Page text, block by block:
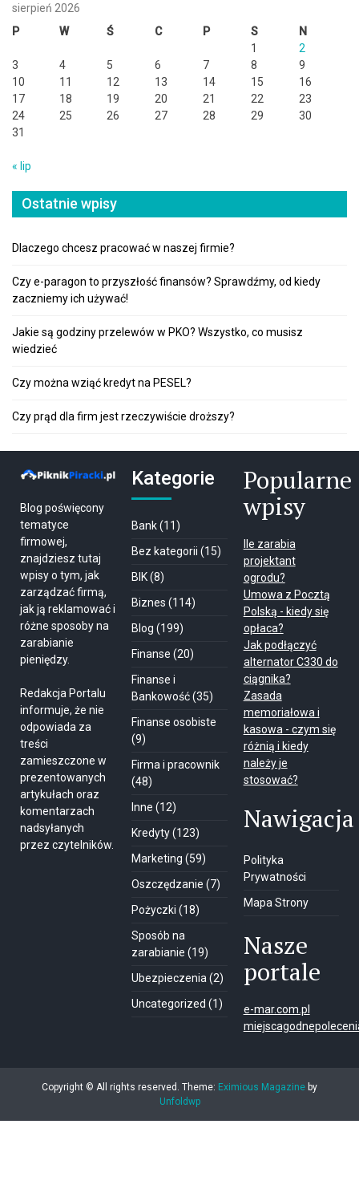
sierpień 2026
P
W Ś C P S
N
1
2
3
4 5 6 7 8
9
10
11 12 13 14 15
16
17
18 19 20 21 22
23
24
25 26 27 28 29
30
31
« lip
Ostatnie wpisy
Dlaczego chcesz pracować w naszej firmie?
Czy e-paragon to przyszłość finansów? Sprawdźmy, od kiedy
zaczniemy ich używać!
Jakie są godziny przelewów w PKO? Wszystko, co musisz
wiedzieć
Czy można wziąć kredyt na PESEL?
Czy prąd dla firm jest rzeczywiście droższy?
Blog poświęcony
tematyce
firmowej,
znajdziesz tutaj
wpisy o tym, jak
zarządzać firmą,
jak ją reklamować i
różne sposoby na
zarabianie
pieniędzy.
Redakcja Portalu
informuje, że nie
odpowiada za
treści
zamieszczone w
prezentowanych
artykułach oraz
komentarzach
nadsyłanych
przez czytelników.
Kategorie
Bank(11)
Bez kategorii (15)
BIK(8)
Biznes (114)
Blog (199)
Finanse (20)
Finanse i
Bankowość(35)
Finanse osobiste
(9)
Firma i pracownik
(48)
Inne (12)
Kredyty(123)
Marketing (59)
Oszczędzanie (7)
Pożyczki (18)
Sposób na
zarabianie (19)
Ubezpieczenia (2)
Uncategorized (1)
Popularne
wpisy
Ile zarabia
projektant
ogrodu?
Umowa z Pocztą
Polską - kiedy się
opłaca?
Jak podłączyć
alternator C330 do
ciągnika?
Zasada
memoriałowa i
kasowa - czym się
różnią i kiedy
należy je
stosować?
Nawigacja
Polityka
Prywatności
Mapa Strony
Nasze
portale
e-mar.com.pl
Copyright © All rights reserved. Theme: Eximious Magazine by
Unfoldwp